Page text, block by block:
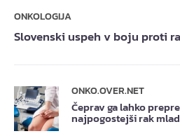
ONKOLOGIJA
Slovenski uspeh v boju proti
ONKO.OVER.NET
Čeprav ga lahko
najpogostejši rak